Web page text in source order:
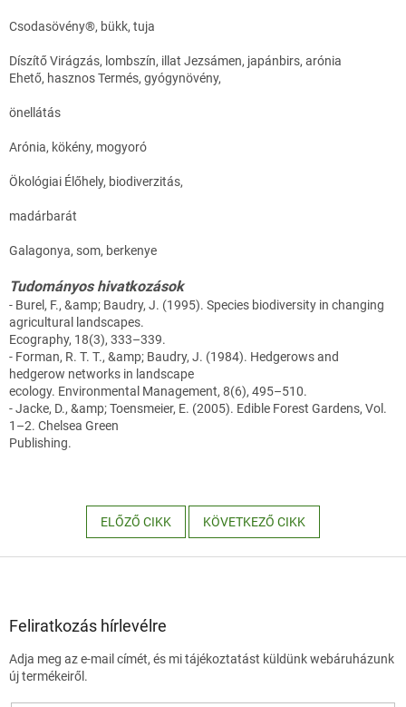
Csodasövény®, bükk, tuja
Díszítő Virágzás, lombszín, illat Jezsámen, japánbirs, arónia
Ehető, hasznos Termés, gyógynövény,
önellátás
Arónia, kökény, mogyoró
Ökológiai Élőhely, biodiverzitás,
madárbarát
Galagonya, som, berkenye
Tudományos hivatkozások
- Burel, F., &amp; Baudry, J. (1995). Species biodiversity in changing
agricultural landscapes.
Ecography, 18(3), 333–339.
- Forman, R. T. T., &amp; Baudry, J. (1984). Hedgerows and
hedgerow networks in landscape
ecology. Environmental Management, 8(6), 495–510.
- Jacke, D., &amp; Toensmeier, E. (2005). Edible Forest Gardens, Vol.
1–2. Chelsea Green
Publishing.
ELŐZŐ CIKK KÖVETKEZŐ CIKK
Feliratkozás hírlevélre
Adja meg az e-mail címét, és mi tájékoztatást küldünk webáruházunk
új termékeiről.